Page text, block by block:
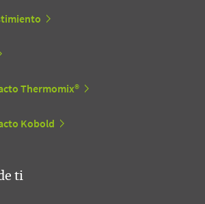
Thermomix®
Kobold
ti